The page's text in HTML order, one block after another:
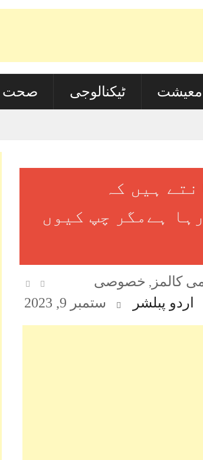
معیشت ٹیکنالوجی صحت
ہیں کہ
ہےمگر چپ کیوں
کالمز , خصوصی
اردو پبلشر ستمبر 9, 2023